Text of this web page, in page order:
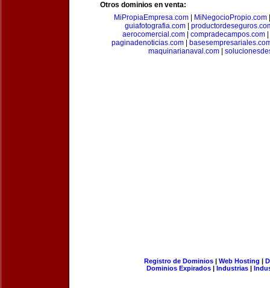
Otros dominios en venta:
MiPropiaEmpresa.com
MiNegocioPropio.com
guiafotografia.com
aerocomercial.com| compradecampos.com|
paginadenoticias.com
maquinarianaval.com|
Registro de Dominios| Web Hosting |
Dominios Expirados | Industrias |